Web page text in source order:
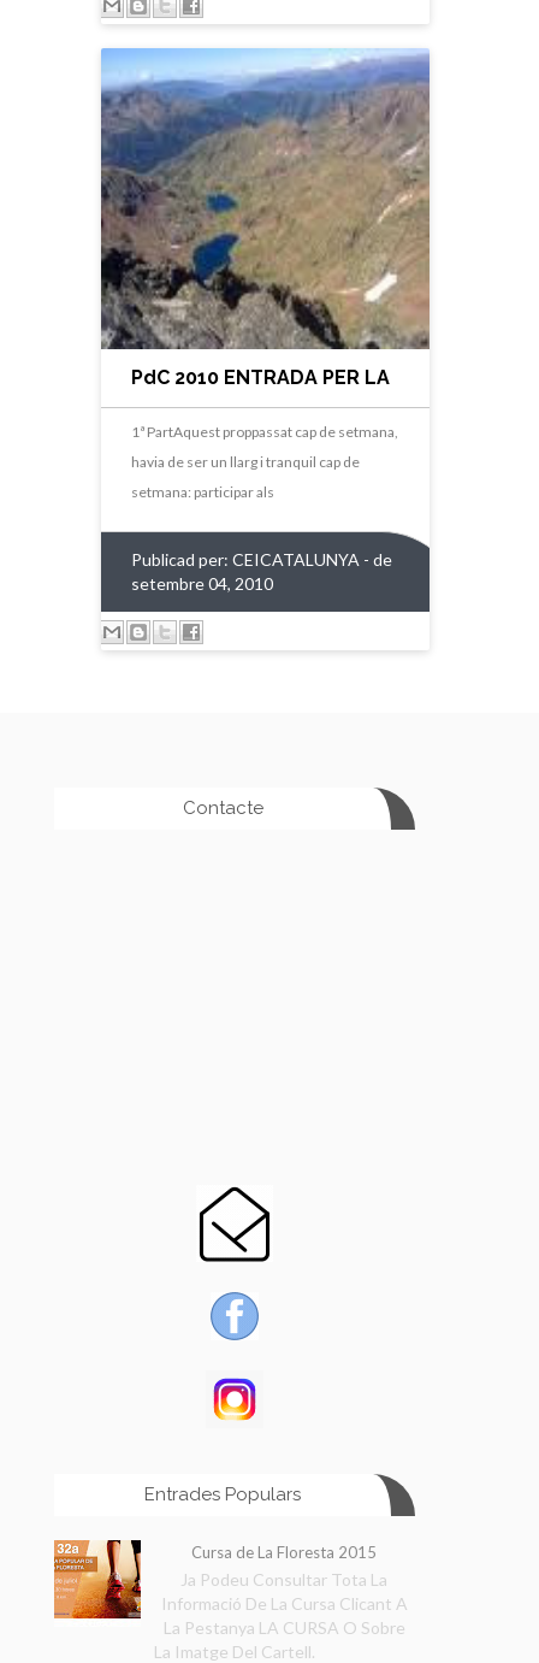
PdC 2010 ENTRADA PER LA
PORTA DEL DARRERA
1ª PartAquest proppassat cap de setmana,
havia de ser un llarg i tranquil cap de
setmana: participar als
Publicad per: CEICATALUNYA - de
setembre 04, 2010
Contacte
Entrades Populars
Cursa de La Floresta 2015
Ja Podeu Consultar Tota La
Informació De La Cursa Clicant A
La Pestanya LA CURSA O Sobre
La Imatge Del Cartell.